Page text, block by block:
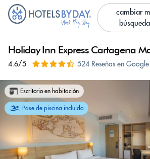
cambiar
búsqueda
Holiday Inn Express Cartagena
4.6/5 524 Reseñas en Google
Escritorio en habitación
Pase de piscina incluido